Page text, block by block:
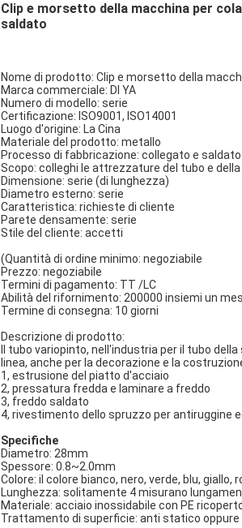
Clip e morsetto della macchina per
saldato
Nome di prodotto: Clip e morsetto della
Marca commerciale: DI YA
Numero di modello: serie
Certificazione: ISO9001, ISO14001
Luogo d'origine: La Cina
Materiale del prodotto: metallo
Processo di fabbricazione: collegato e saldato
Scopo: colleghi le attrezzature del tubo e
Dimensione: serie (di lunghezza)
Diametro esterno: serie
Caratteristica: richieste di cliente
Parete densamente: serie
Stile del cliente: accetti
(Quantità di ordine minimo: negoziabile
Prezzo: negoziabile
Termini di pagamento: TT /LC
Abilità del rifornimento: 200000 insiemi un
Termine di consegna: 10 giorni
Descrizione di prodotto:
Il tubo variopinto, nell'industria per il tubo
linea, anche per la decorazione e la
1, estrusione del piatto d'acciaio
2, pressatura fredda e laminare a freddo
3, freddo saldato
4, rivestimento dello spruzzo per antiruggine
Specifiche
Diametro: 28mm
Spessore: 0.8~2.0mm
Colore: il colore bianco, nero, verde, blu,
Lunghezza: solitamente 4 misurano
Materiale: acciaio inossidabile con PE
Trattamento di superficie: anti statico oppure